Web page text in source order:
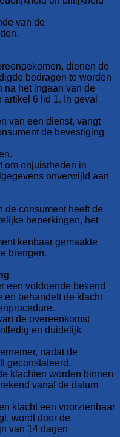
van de
dienen de
bedragen te worden
na het ingaan van de
6 lid 1. In geval
van een dienst, vangt
de bevestiging
om onjuistheden in
onverwijld aan
de consument heeft de
beperkingen, het
kenbaar gemaakte
brengen.
een voldoende bekend
en behandelt de klacht
de overeenkomst
en duidelijk
nadat de
geconstateerd.
klachten worden binnen
vanaf de datum
klacht een voorzienbaar
wordt door de
van 14 dagen